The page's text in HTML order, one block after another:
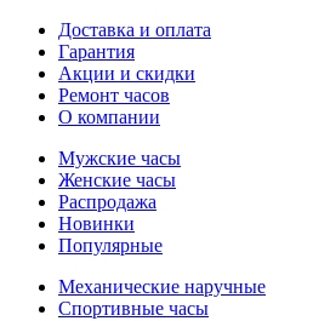
Доставка и оплата
Гарантия
Акции и скидки
Ремонт часов
О компании
Мужские часы
Женские часы
Распродажа
Новинки
Популярные
Механические наручные
Спортивные часы